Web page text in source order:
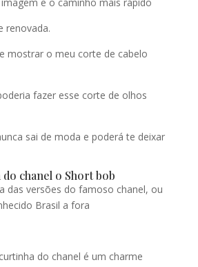
e o caminho mais rápido
renovada.
mostrar o meu corte de cabelo
fazer esse corte de olhos
sai de moda e poderá te deixar
chanel o Short bob
das versões do famoso chanel, ou
Brasil a fora
do chanel é um charme